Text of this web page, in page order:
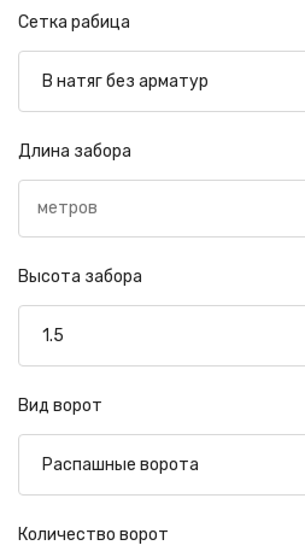
Сетка рабица
Длина забора
Высота забора
Вид ворот
Количество ворот